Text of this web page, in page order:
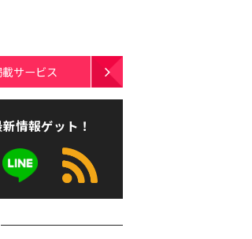
サービス
情報ゲット！